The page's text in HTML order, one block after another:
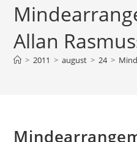
Allan
> 2011 > august > 24 >